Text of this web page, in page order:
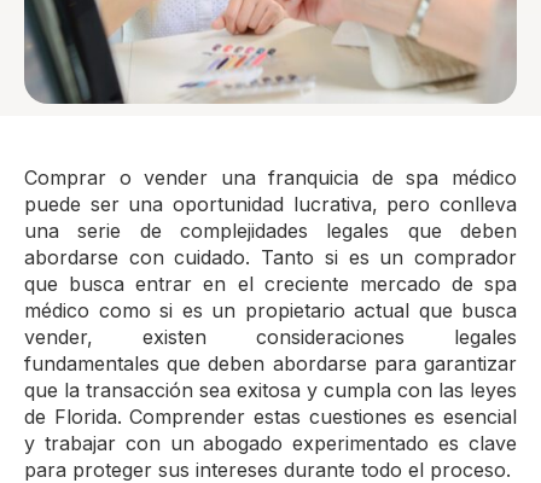
Comprar o vender una franquicia de spa médico
puede ser una oportunidad lucrativa, pero conlleva
una serie de complejidades legales que deben
abordarse con cuidado. Tanto si es un comprador
que busca entrar en el creciente mercado de spa
médico como si es un propietario actual que busca
vender, existen consideraciones legales
fundamentales que deben abordarse para garantizar
que la transacción sea exitosa y cumpla con las leyes
de Florida. Comprender estas cuestiones es esencial
y trabajar con un abogado experimentado es clave
para proteger sus intereses durante todo el proceso.